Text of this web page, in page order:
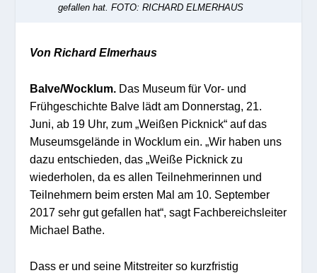
gefallen hat. FOTO: RICHARD ELMERHAUS
Von Richard Elmerhaus
Balve/Wocklum. Das Museum für Vor- und
Frühgeschichte Balve lädt am Donnerstag, 21.
Juni, ab 19 Uhr, zum „Weißen Picknick“ auf das
Museumsgelände in Wocklum ein. „Wir haben uns
dazu entschieden, das „Weiße Picknick zu
wiederholen, da es allen Teilnehmerinnen und
Teilnehmern beim ersten Mal am 10. September
2017 sehr gut gefallen hat“, sagt Fachbereichsleiter
Michael Bathe.
Dass er und seine Mitstreiter so kurzfristig